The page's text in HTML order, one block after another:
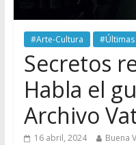
#Arte-Cultura #Últimas
Secretos
Habla el
Archivo
16 abril, 2024 Buena